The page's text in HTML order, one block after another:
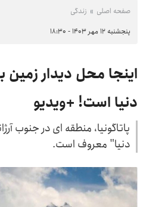
صفحه اصلی زندگی
پنجشنبه ۱۲ مهر ۱۴۰۳ - ۱۸:۳۰
اینجا محل دیدار زمین
دنیا است! +ویدیو
پاتاگونیا، منطقه ای در جنوب
دنیا" معروف است.